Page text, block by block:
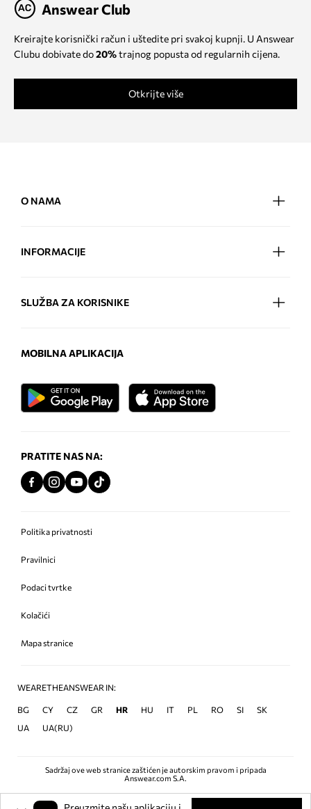
Answear Club
Kreirajte korisnički račun i uštedite pri svakoj kupnji. U Answear
Clubu dobivate do20%trajnog popusta od regularnih cijena.
Otkrijte više
O NAMA
INFORMACIJE
SLUŽBA ZA KORISNIKE
MOBILNA APLIKACIJA
PRATITE NAS NA:
Politika privatnosti
Pravilnici
Podaci tvrtke
Kolačići
Mapa stranice
WEARETHEANSWEAR IN:
BG CY CZ GR HR HU IT PL RO SI
SK
UA
UA(RU)
Sadržaj ove web stranice zaštićen je autorskim pravom i pripada
Answear.com S.A.